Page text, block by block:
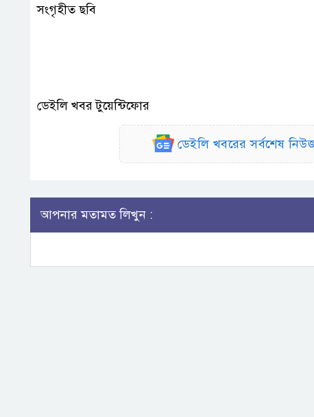
সংগৃহীত ছবি
ডেইলি খবর টুয়েন্টিফোর
ডেইলি খবরের সর্বশেষ
আপনার মতামত লিখুন :